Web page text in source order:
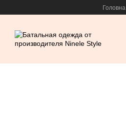
Перейти к основному контентуГоловна